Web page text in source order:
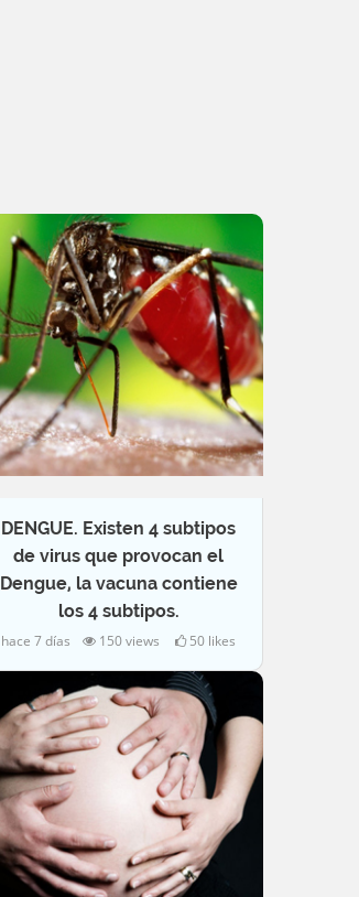
DENGUE. Existen 4 subtipos
de virus que provocan el
Dengue, la vacuna contiene
los 4 subtipos.
hace 7 días 150 views 50 likes